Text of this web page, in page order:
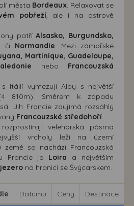
města Bordeaux. Relaxovat se
pobřeží, ale i na ostrově
patříAlsasko, Burgundsko,
či Normandie. Mezi zámořské
Martinique, Guadeloupe,
nebo Francouzská
Itálií vymezují Alpy s největší
810m). Směrem k západu
Jih Francie zaujímá rozsáhlý
Francouzské středohoří.
velehorská pásma
vrcholy leží na území
země se nachází Francouzská
Francie je Loira a největším
na hranici se Švýcarskem.
Datumu Ceny Destinace